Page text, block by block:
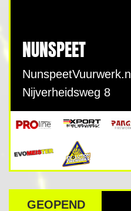
NUNSPEET
NunspeetVuurwerk.nl
Nijverheidsweg 8
GEOPEND